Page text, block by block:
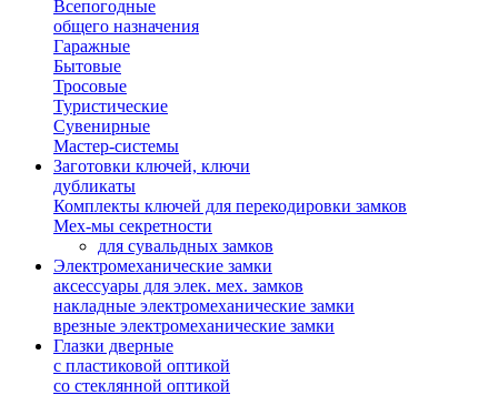
Всепогодные
общего назначения
Гаражные
Бытовые
Тросовые
Туристические
Сувенирные
Мастер-системы
Заготовки ключей, ключи
дубликаты
Комплекты ключей для перекодировки замков
Мех-мы секретности
для сувальдных замков
Электромеханические замки
аксессуары для элек. мех. замков
накладные электромеханические замки
врезные электромеханические замки
Глазки дверные
с пластиковой оптикой
со стеклянной оптикой